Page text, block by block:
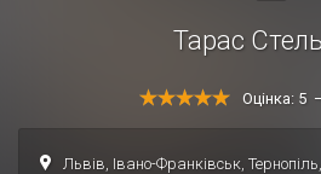
Тарас
Оцінка: 5
Львів, Івано-Франківськ, Тернопіль,